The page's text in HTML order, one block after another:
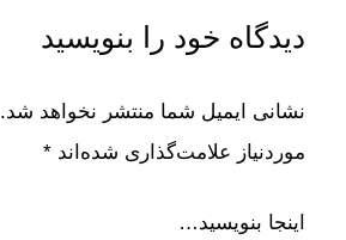
دیدگاه‌ خود را بنویسید
نشانی ایمیل شما منتشر نخواهد شد.
موردنیاز علامت‌گذاری شده‌اند*
اینجا بنویسید…